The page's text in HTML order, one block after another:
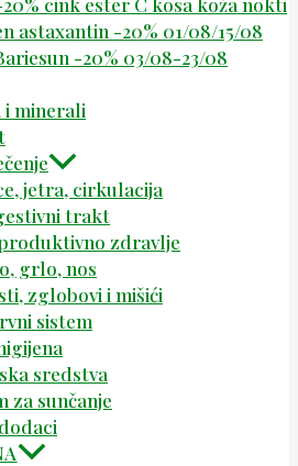
astaxantin -20% 01/08/15/08
-20% 03/08-23/08
i minerali
jetra, cirkulacija
trakt
zdravlje
grlo, nos
zglobovi i mišići
sistem
sredstva
za sunčanje